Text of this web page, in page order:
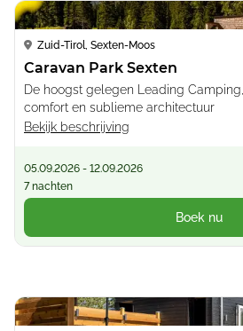
Loading...
Zuid-Tirol, Sexten-Moos
Caravan Park Sexten
De hoogst gelegen Leading
comfort en sublieme architectuur
Bekijk beschrijving
05.09.2026 - 12.09.2026
7 nachten
Boek nu